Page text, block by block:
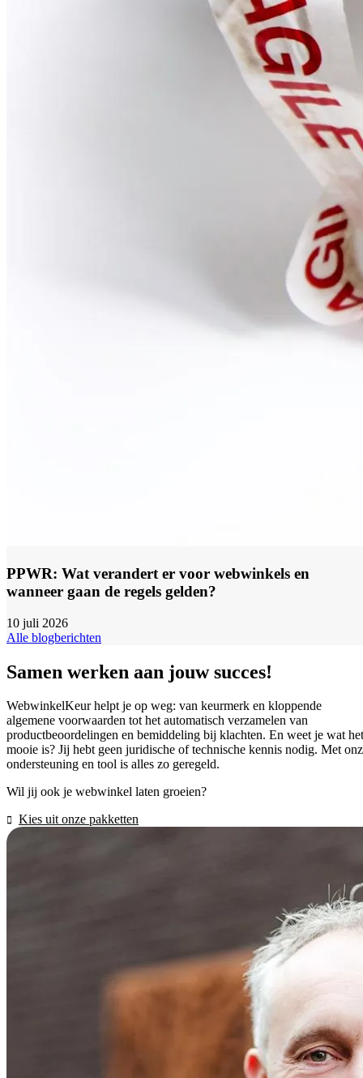
PPWR: Wat verandert er voor webwinkels en
wanneer gaan de regels gelden?
10 juli 2026
Alle blogberichten
Samen werken aan jouw succes!
WebwinkelKeur helpt je op weg: van keurmerk en kloppende
algemene voorwaarden tot het automatisch verzamelen van
productbeoordelingen en bemiddeling bij klachten. En weet je wat het
mooie is? Jij hebt geen juridische of technische kennis nodig. Met
ondersteuning en tool is alles zo geregeld.
Wil jij ook je webwinkel laten groeien?
Kies uit onze pakketten